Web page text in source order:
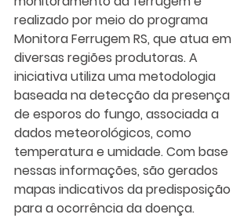
realizado por meio do programa
Monitora Ferrugem RS, que atua em
diversas regiões produtoras. A
iniciativa utiliza uma metodologia
baseada na detecção da presença
de esporos do fungo, associada a
dados meteorológicos, como
temperatura e umidade. Com base
nessas informações, são gerados
mapas indicativos da predisposição
para a ocorrência da doença.